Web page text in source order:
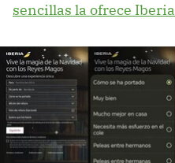
sencillas la ofrece Iberia